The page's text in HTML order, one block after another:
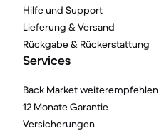
Hilfe und Support
Lieferung & Versand
Rückgabe & Rückerstattung
Services
Back Market weiterempfehlen
12 Monate Garantie
Versicherungen